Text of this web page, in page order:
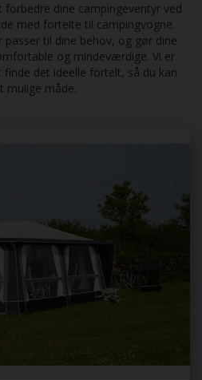
dine campingeventyr ved
med fortelte til campingvogne.
til dine behov, og gør dine
og mindeværdige. Vi er
det ideelle fortelt, så du kan
mulige måde.